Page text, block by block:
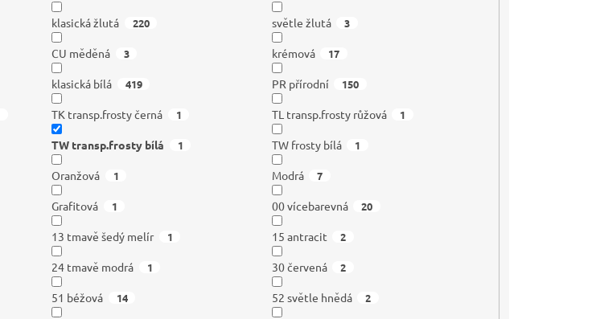
klasická žlutá 220 světle žlutá 3
CU měděná 3 krémová 17
klasická bílá 419 PR přírodní 150
TK transp.frosty černá 1 TL transp.frosty růžová 1
TW transp.frosty bílá 1 TW frosty bílá 1
Oranžová 1 Modrá 7
Grafitová 1 00 vícebarevná 20
13 tmavě šedý melír 1 15 antracit 2
24 tmavě modrá 1 30 červená 2
51 béžová 14 52 světle hnědá 2